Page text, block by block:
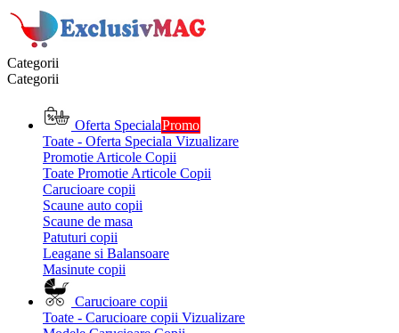
Categorii
Categorii
Oferta SpecialaPromo
Toate - Oferta Speciala Vizualizare
Promotie Articole Copii
Toate Promotie Articole Copii
Carucioare copii
Scaune auto copii
Scaune de masa
Patuturi copii
Leagane si Balansoare
Masinute copii
Carucioare copii
Toate - Carucioare copii Vizualizare